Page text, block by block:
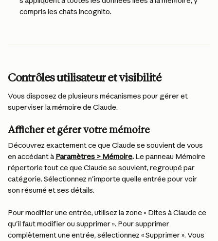
compris les chats incognito.
Contrôles utilisateur et visibilité
Vous disposez de plusieurs mécanismes pour gérer et
superviser la mémoire de Claude.
Afficher et gérer votre mémoire
Découvrez exactement ce que Claude se souvient de vous
en accédant à Paramètres > Mémoire. Le panneau Mémoire
répertorie tout ce que Claude se souvient, regroupé par
catégorie. Sélectionnez n'importe quelle entrée pour voir
son résumé et ses détails.
Pour modifier une entrée, utilisez la zone « Dites à Claude ce
qu'il faut modifier ou supprimer ». Pour supprimer
complètement une entrée, sélectionnez « Supprimer ». Vous